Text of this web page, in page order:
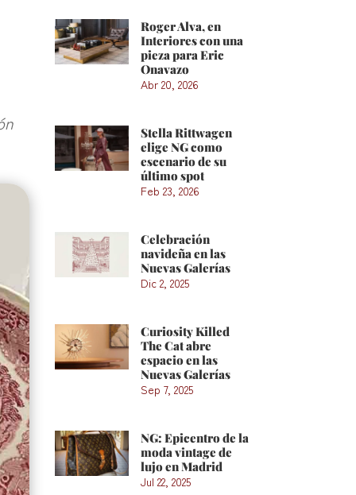
Roger Alva, en
Interiores con una
pieza para Eric
Onavazo
Abr 20, 2026
Stella Rittwagen
elige NG como
escenario de su
último spot
Feb 23, 2026
Celebración
navideña en las
Nuevas Galerías
Dic 2, 2025
Curiosity Killed
The Cat abre
espacio en las
Nuevas Galerías
Sep 7, 2025
NG: Epicentro de la
moda vintage de
lujo en Madrid
Jul 22, 2025